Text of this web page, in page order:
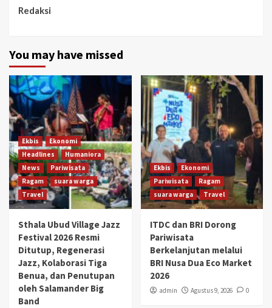
Redaksi
You may have missed
Ekbis
Ekonomi
Headlines
Humaniora
News
Pariwisata
Ragam
suara warga
Travel
Sthala Ubud Village Jazz
Festival 2026 Resmi
Ditutup, Regenerasi
Jazz, Kolaborasi Tiga
Benua, dan Penutupan
oleh Salamander Big
Band
Ekbis
Ekonomi
Pariwisata
Ragam
suara warga
Travel
ITDC dan BRI Dorong
Pariwisata
Berkelanjutan melalui
BRI Nusa Dua Eco Market
2026
admin Agustus 9, 2026 0